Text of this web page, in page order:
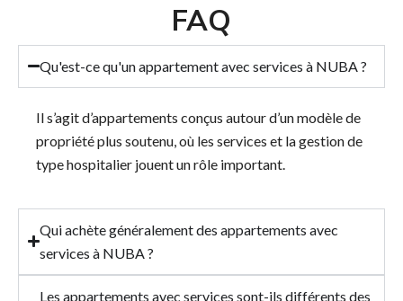
FAQ
Qu'est-ce qu'un appartement avec services à NUBA ?
Il s’agit d’appartements conçus autour d’un modèle de
propriété plus soutenu, où les services et la gestion de
type hospitalier jouent un rôle important.
Qui achète généralement des appartements avec
services à NUBA ?
Les appartements avec services sont-ils différents des